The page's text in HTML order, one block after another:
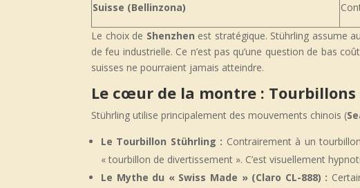
Suisse (Bellinzona)
Le choix de Shenzhen est stratégique. Stührling assume
de feu industrielle. Ce n’est pas qu’une question de bas
suisses ne pourraient jamais atteindre.
Le cœur de la montre :
Stührling utilise principalement des mouvements chinois (
Le Tourbillon Stührling : Contrairement à un
« tourbillon de divertissement ». C’est visuellement
Le Mythe du « Swiss Made » (Claro CL-888) :